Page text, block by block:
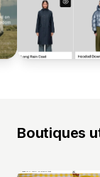
Boutiques